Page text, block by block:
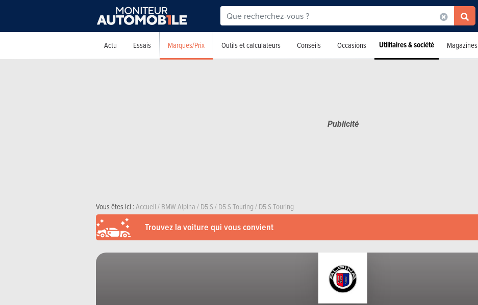
Actu Essais Marques/Prix Outils et calculateurs Conseils Occasions Utilitaires & société Magazines
Vous êtes ici :Accueil/BMW Alpina/D5 S/D5 S Touring/D5 S Touring
Trouvez la voiture qui vous convient